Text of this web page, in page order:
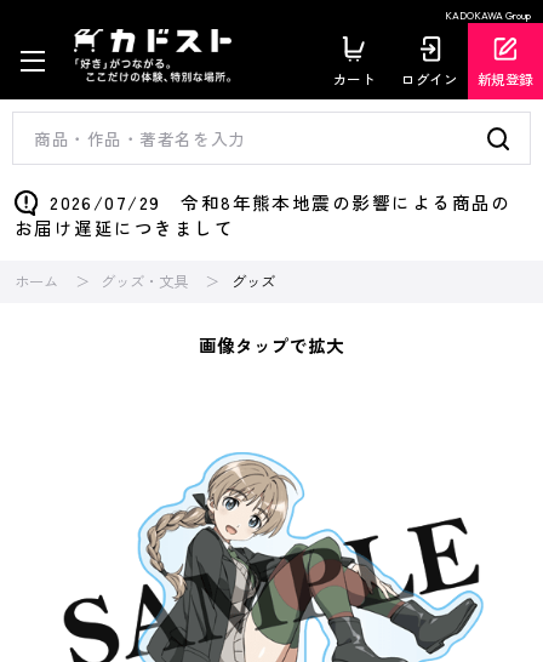
KADOKAWA Group
カート ログイン 新規登録
2026/07/29 令和8年熊本地震の影響による商品の
お届け遅延につきまして
ホーム グッズ・文具 グッズ
画像タップで拡大